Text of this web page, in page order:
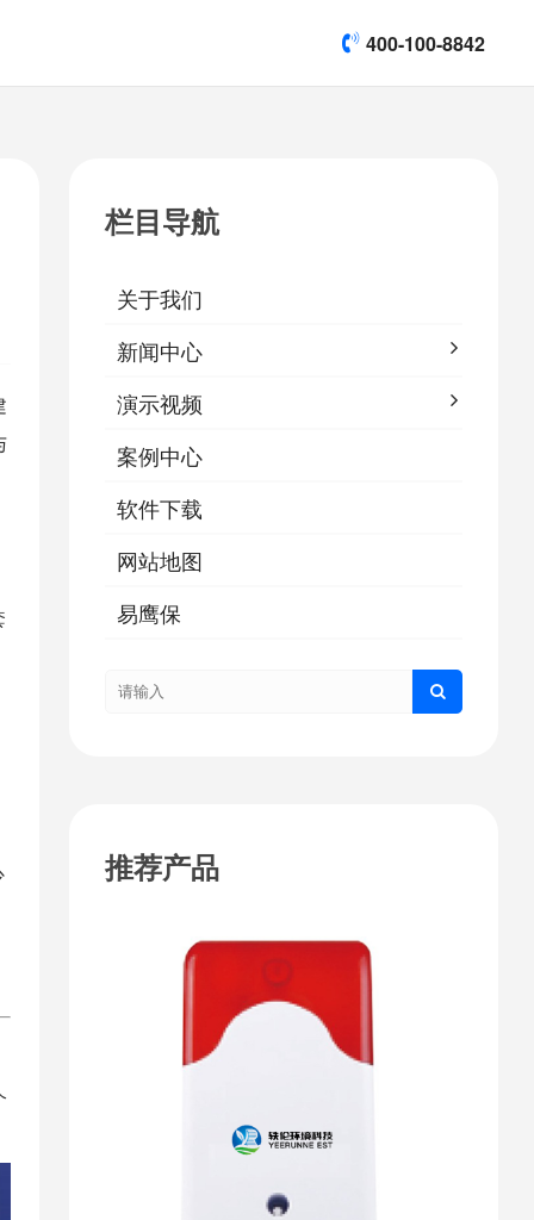
400-100-8842
栏目导航
关于我们
新闻中心
演示视频
案例中心
软件下载
网站地图
易鹰保
推荐产品